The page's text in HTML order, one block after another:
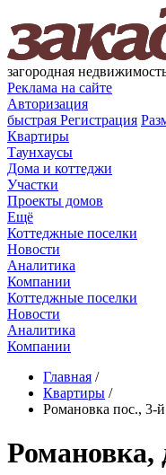
загородная
Реклама на сайте
Авторизация
быстрая Регистрация
Квартиры
Таунхаусы
Дома и коттеджи
Участки
Проекты домов
Ещё
Коттеджные поселки
Новости
Аналитика
Компании
Коттеджные поселки
Новости
Аналитика
Компании
Главная /
Квартиры /
Романовка пос., 3-
Романовка,